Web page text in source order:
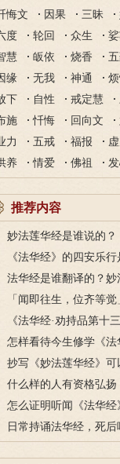
悔文
因果 三昧
度
轮回 众生
慧
皈依 烧香
缘
无我 神通
下
自性 戒定慧
施
忏悔 回向文
力
五戒 福报
养
情爱 佛祖
推荐内容
妙法莲华经是谁说的？
《法华经》的四安乐
思？
法华经是谁翻译的？妙
者鸠摩罗什介绍
「闻即往生，位齐等
思？
《法华经·劝持品第十
来的？
怎样看待今生修学《法
成佛的说法？
抄写《妙法莲华经》可
吗？
什么样的人有资格弘扬
经》？
怎么证明听闻《法华经
佛？
日常持诵法华经，死后